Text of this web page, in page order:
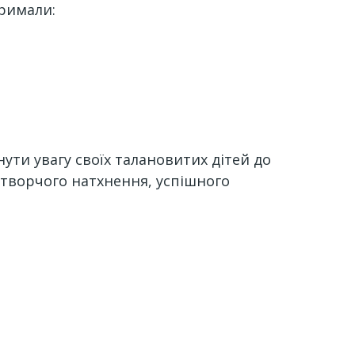
увагу своїх талановитих дітей до
натхнення, успішного